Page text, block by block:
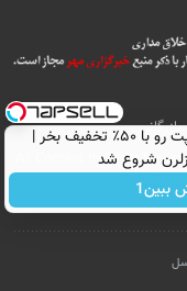
بازرگانی
All Content by Mehr
دوره جامع جاوا اسکریپت رو با ۵۰٪ تخفیف بخر |
شروع شد
ببین1